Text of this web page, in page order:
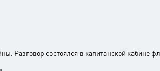
Разговор состоялся в капитанской кабине